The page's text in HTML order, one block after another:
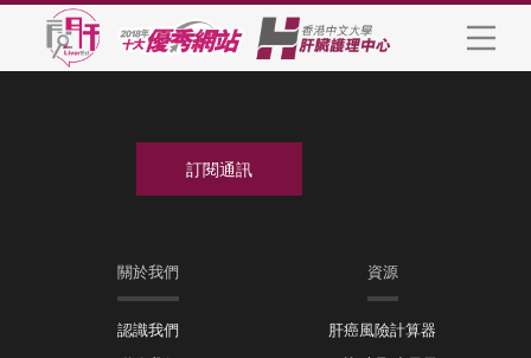
關於我們
認識我們
資源
肝癌風險計算器